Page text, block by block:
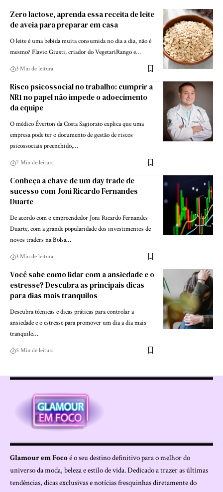
Zero lactose, aprenda essa receita de leite
de aveia para preparar em casa
O leite é uma bebida muita consumida no dia a dia, não é
mesmo? Flavio Giusti, criador do VegetariRango e…
3 Min de leitura
Risco psicossocial no trabalho: cumprir a
NR1 no papel não impede o adoecimento
da equipe
O médico Éverton da Costa Sagiorato explica que uma
empresa pode ter o documento de gestão de riscos
psicossociais preenchido,…
7 Min de leitura
Conheça a chave de um day trade de
sucesso com Joni Ricardo Fernandes
Duarte
De acordo com o empreendedor Joni Ricardo Fernandes
Duarte, com a grande popularidade dos investimentos de
novos traders na Bolsa…
3 Min de leitura
Você sabe como lidar com a ansiedade e o
estresse? Descubra as principais dicas
para dias mais tranquilos
Descubra técnicas e dicas práticas para controlar a
ansiedade e o estresse para promover um dia a dia mais
tranquilo…
5 Min de leitura
Glamour em Focoé o seu destino definitivo para o melhor do
universo da moda, beleza e estilo de vida. Dedicado a trazer as últimas
tendências, dicas exclusivas e notícias fresquinhas diretamente do